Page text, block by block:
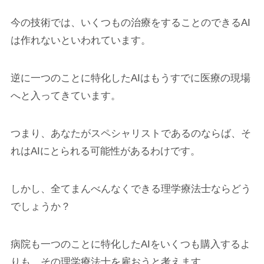
今の技術では、いくつもの治療をすることのできるAI
は作れないといわれています。
逆に一つのことに特化したAIはもうすでに医療の現場
へと入ってきています。
つまり、あなたがスペシャリストであるのならば、そ
れはAIにとられる可能性があるわけです。
しかし、全てまんべんなくできる理学療法士ならどう
でしょうか？
病院も一つのことに特化したAIをいくつも購入するよ